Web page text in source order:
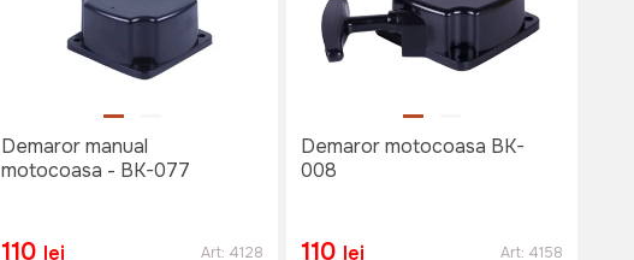
Demaror manual
motocoasa - BK-077
110 lei Art: 4128
Demaror motocoasa BK-
008
110 lei Art: 4158